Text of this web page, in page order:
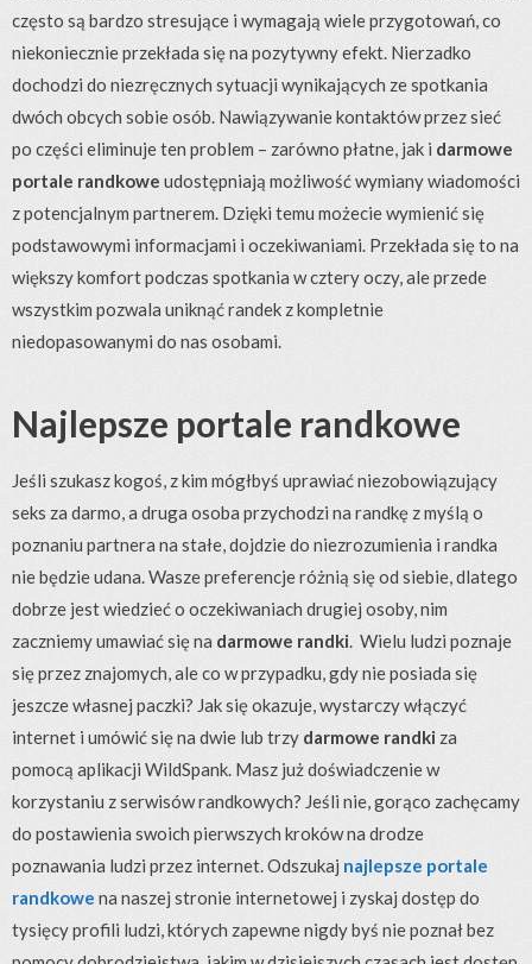
często są bardzo stresujące i wymagają wiele przygotowań, co
niekoniecznie przekłada się na pozytywny efekt. Nierzadko
dochodzi do niezręcznych sytuacji wynikających ze spotkania
dwóch obcych sobie osób. Nawiązywanie kontaktów przez sieć
po części eliminuje ten problem – zarówno płatne, jak i darmowe
portale randkowe udostępniają możliwość wymiany wiadomości
z potencjalnym partnerem. Dzięki temu możecie wymienić się
podstawowymi informacjami i oczekiwaniami. Przekłada się to na
większy komfort podczas spotkania w cztery oczy, ale przede
wszystkim pozwala uniknąć randek z kompletnie
niedopasowanymi do nas osobami.
Najlepsze portale randkowe
Jeśli szukasz kogoś, z kim mógłbyś uprawiać niezobowiązujący
seks za darmo, a druga osoba przychodzi na randkę z myślą o
poznaniu partnera na stałe, dojdzie do niezrozumienia i randka
nie będzie udana. Wasze preferencje różnią się od siebie, dlatego
dobrze jest wiedzieć o oczekiwaniach drugiej osoby, nim
zaczniemy umawiać się na darmowe randki. Wielu ludzi poznaje
się przez znajomych, ale co w przypadku, gdy nie posiada się
jeszcze własnej paczki? Jak się okazuje, wystarczy włączyć
internet i umówić się na dwie lub trzy darmowe randki za
pomocą aplikacji WildSpank. Masz już doświadczenie w
korzystaniu z serwisów randkowych? Jeśli nie, gorąco zachęcamy
do postawienia swoich pierwszych kroków na drodze
poznawania ludzi przez internet. Odszukaj najlepsze portale
randkowe na naszej stronie internetowej i zyskaj dostęp do
tysięcy profili ludzi, których zapewne nigdy byś nie poznał bez